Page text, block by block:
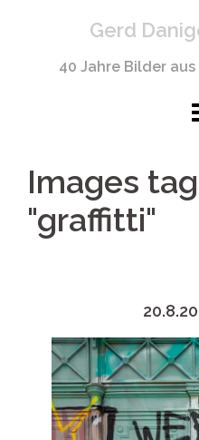
Gerd
40 Jahre Bilder
Images
"graffitti"